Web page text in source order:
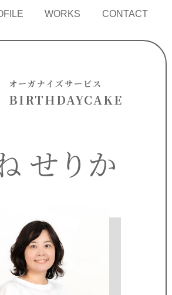
WORKS CONTACT
オーガナイズサービス
BIRTHDAYCAKE
せりか